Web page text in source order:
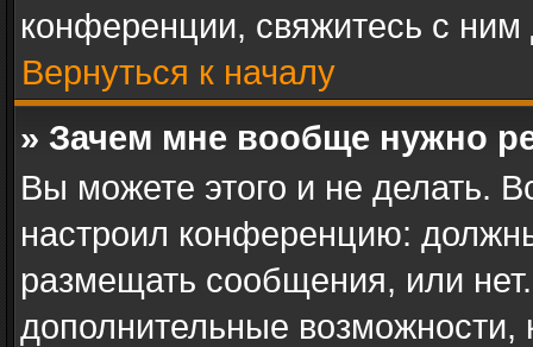
конференции, свяжитесь с ним
Вернуться к началу
» Зачем мне вообще нужно
Вы можете этого и не делать.
настроил конференцию:
размещать сообщения, или
дополнительные